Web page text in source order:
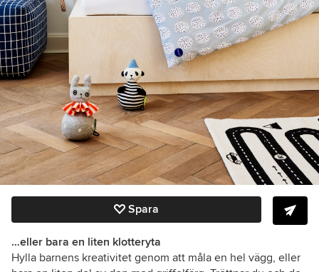
Spara
…eller bara en liten klotteryta
Hylla barnens kreativitet genom att måla en hel vägg, eller